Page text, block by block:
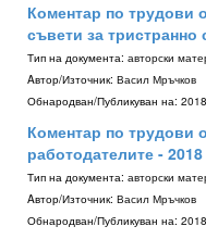
Коментар по трудови
съвети за тристранно
Тип на документа: авторски
Aвтор/Източник: Васил Мръчков
Обнародван/Публикуван на:
Коментар по трудови
работодателите - 2018
Тип на документа: авторски
Aвтор/Източник: Васил Мръчков
Обнародван/Публикуван на: